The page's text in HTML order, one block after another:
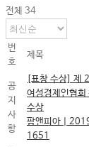
전체 34
번
호
제목
공
지
사
항
[표창 수상] 제
여성경제인협
수상
팜앤피아
1651